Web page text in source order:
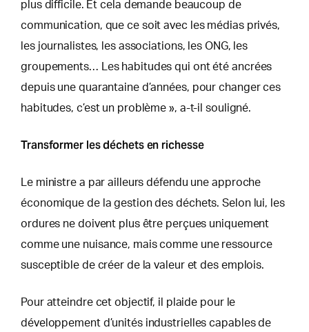
plus difficile. Et cela demande beaucoup de
communication, que ce soit avec les médias privés,
les journalistes, les associations, les ONG, les
groupements… Les habitudes qui ont été ancrées
depuis une quarantaine d’années, pour changer ces
habitudes, c’est un problème », a-t-il souligné.
Transformer les déchets en richesse
Le ministre a par ailleurs défendu une approche
économique de la gestion des déchets. Selon lui, les
ordures ne doivent plus être perçues uniquement
comme une nuisance, mais comme une ressource
susceptible de créer de la valeur et des emplois.
Pour atteindre cet objectif, il plaide pour le
développement d’unités industrielles capables de